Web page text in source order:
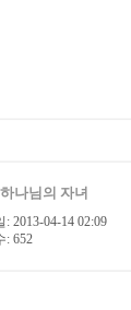
하나님의 자녀
: 2013-04-14 02:09
: 652